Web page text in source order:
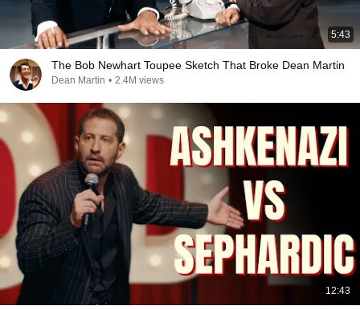
5:43
The Bob Newhart Toupee Sketch That Broke Dean Martin
Dean Martin • 2.4M views
12:43